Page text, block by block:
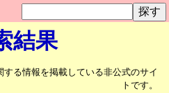
結果
する情報を掲載している非公式のサイ
トです。